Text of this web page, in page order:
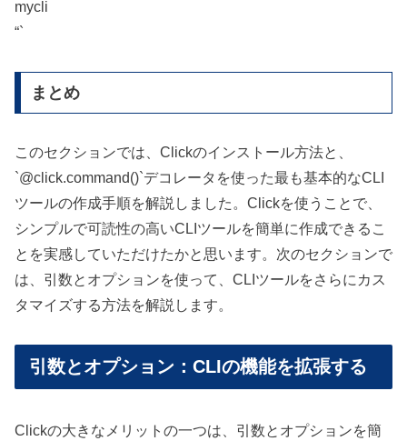
mycli
“`
まとめ
このセクションでは、Clickのインストール方法と、
`@click.command()`デコレータを使った最も基本的なCLI
ツールの作成手順を解説しました。Clickを使うことで、
シンプルで可読性の高いCLIツールを簡単に作成できるこ
とを実感していただけたかと思います。次のセクションで
は、引数とオプションを使って、CLIツールをさらにカス
タマイズする方法を解説します。
引数とオプション：CLIの機能を拡張する
Clickの大きなメリットの一つは、引数とオプションを簡